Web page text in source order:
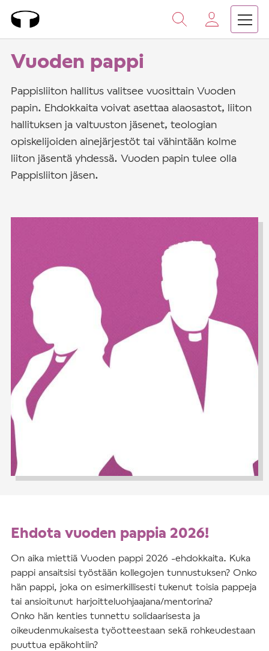
sisältöön
Etusivu
Suomen kirkon pappisliitto › Toiminta
Vuoden pappi
Pappisliiton hallitus valitsee vuosittain Vuoden
papin. Ehdokkaita voivat asettaa alaosastot, liiton
hallituksen ja valtuuston jäsenet, teologian
opiskelijoiden ainejärjestöt tai vähintään kolme
liiton jäsentä yhdessä. Vuoden papin tulee olla
Pappisliiton jäsen.
Ehdota vuoden pappia 2026!
On aika miettiä Vuoden pappi 2026 -ehdokkaita. Kuka
pappi ansaitsisi työstään kollegojen tunnustuksen? Onko
hän pappi, joka on esimerkillisesti tukenut toisia pappeja
tai ansioitunut harjoitteluohjaajana/mentorina?
Onko hän kenties tunnettu solidaarisesta ja
oikeudenmukaisesta työotteestaan sekä rohkeudestaan
puuttua epäkohtiin?